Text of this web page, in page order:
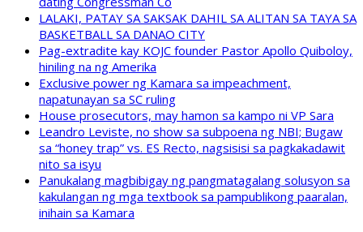
LALAKI, PATAY SA SAKSAK DAHIL SA ALITAN SA TAYA SA
BASKETBALL SA DANAO CITY
Pag-extradite kay KOJC founder Pastor Apollo Quiboloy,
hiniling na ng Amerika
Exclusive power ng Kamara sa impeachment,
napatunayan sa SC ruling
House prosecutors, may hamon sa kampo ni VP Sara
Leandro Leviste, no show sa subpoena ng NBI; Bugaw
sa “honey trap” vs. ES Recto, nagsisisi sa pagkakadawit
nito sa isyu
Panukalang magbibigay ng pangmatagalang solusyon sa
kakulangan ng mga textbook sa pampublikong paaralan,
inihain sa Kamara